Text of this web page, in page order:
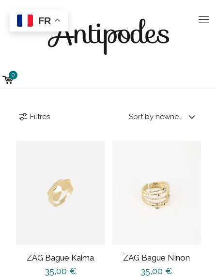
0
Filtres
ZAG Bague Kaima
35,00 €
ZAG Bague Ninon
35,00 €
FR